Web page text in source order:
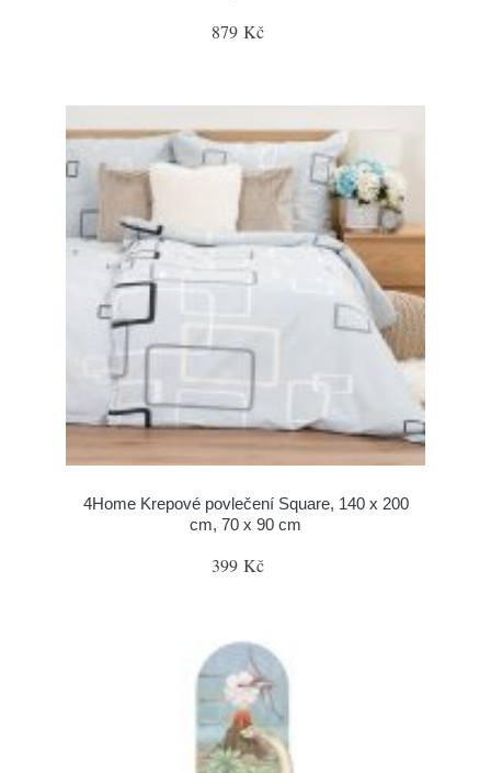
879 Kč
4Home Krepové povlečení Square, 140 x 200
cm, 70 x 90 cm
399 Kč